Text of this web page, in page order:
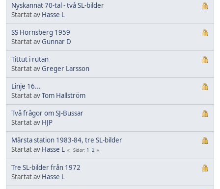
Nyskannat 70-tal - två SL-bilder
Startat av Hasse L
SS Hornsberg 1959
Startat avGunnar D
Tittut i rutan
Startat avGreger Larsson
Linje 16...
Startat avTom Hallström
Två frågor om SJ-Bussar
Startat av HJP
Märsta station 1983-84, tre SL-bilder
Startat av Hasse L Sidor 1 2
Tre SL-bilder från 1972
Startat av Hasse L